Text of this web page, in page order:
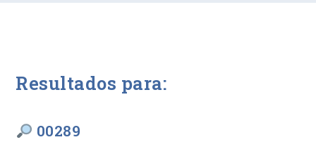
Resultados para:
00289